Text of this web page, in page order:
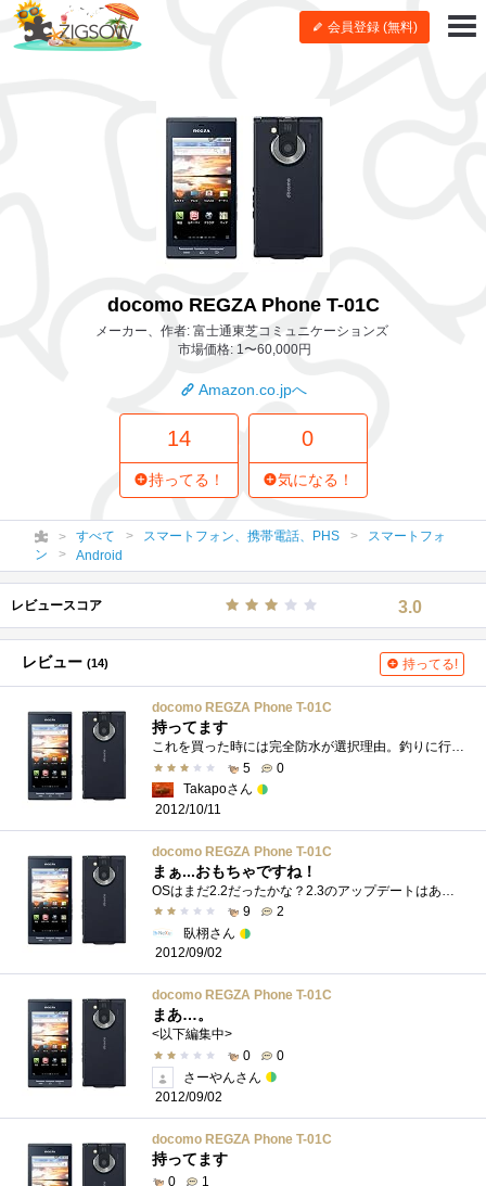
会員登録 (無料)
docomo REGZA Phone T-01C
メーカー、作者: 富士通東芝コミュニケーションズ
市場価格: 1〜60,000円
Amazon.co.jpへ
14
持ってる！
0
気になる！
すべて スマートフォン、携帯電話、PHS
スマートフォ
ン
Android
レビュースコア 3.0
レビュー (14) 持ってる!
docomo REGZA Phone T-01C
持ってます
これを買った時には完全防水が選択理由。釣りに行って魚の写真を撮るときに気を遣わなくていいことが最大のメリット。それと16GのSDカードが付...
5
0
Takapoさん
2012/10/11
docomo REGZA Phone T-01C
まぁ...おもちゃですね！
9
2
臥栩さん
2012/09/02
docomo REGZA Phone T-01C
まあ…。
<以下編集中>
0
0
さーやんさん
2012/09/02
docomo REGZA Phone T-01C
持ってます
0
1